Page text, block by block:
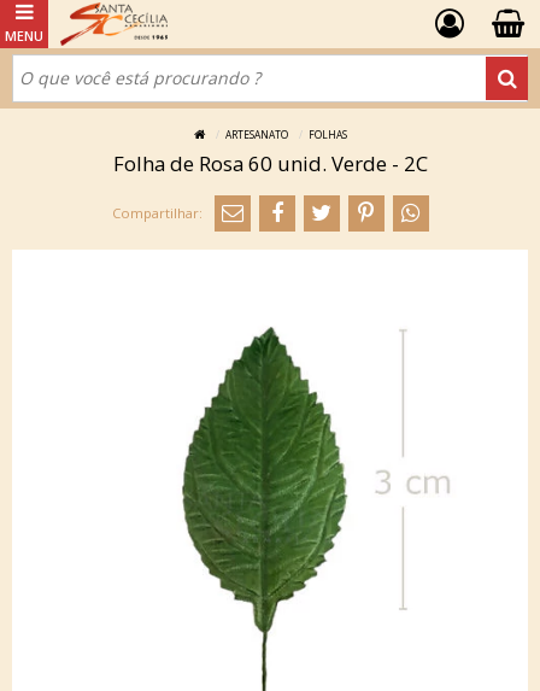
ARTESANATO FOLHAS
Folha de Rosa 60 unid. Verde - 2C